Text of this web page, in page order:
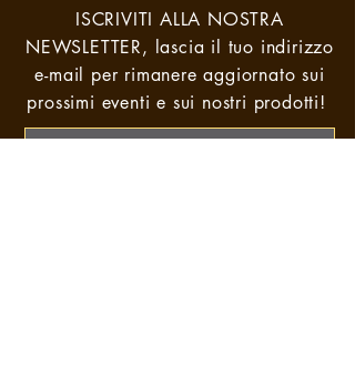
ISCRIVITI ALLA NOSTRA
NEWSLETTER, lascia il tuo indirizzo
e-mail per rimanere aggiornato sui
prossimi eventi e sui nostri prodotti!